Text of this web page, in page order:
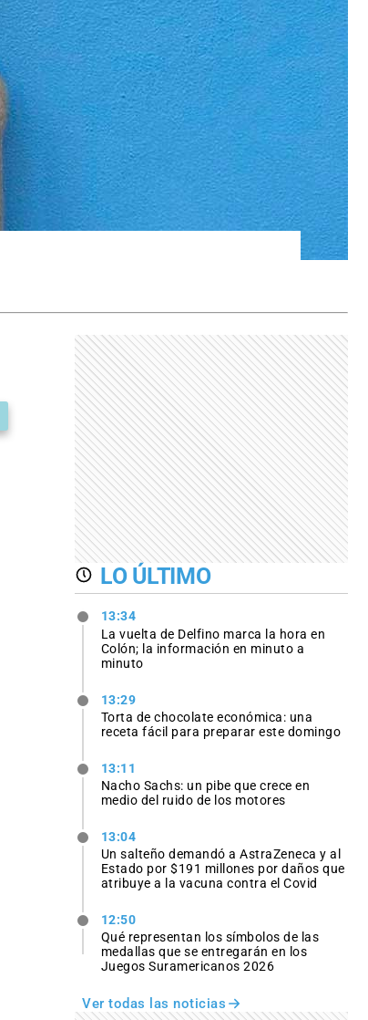
LO ÚLTIMO
13:34
La vuelta de Delfino marca la hora en
Colón; la información en minuto a
minuto
13:29
Torta de chocolate económica: una
receta fácil para preparar este domingo
13:11
Nacho Sachs: un pibe que crece en
medio del ruido de los motores
13:04
Un salteño demandó a AstraZeneca y al
Estado por $191 millones por daños que
atribuye a la vacuna contra el Covid
12:50
Qué representan los símbolos de las
medallas que se entregarán en los
Juegos Suramericanos 2026
Ver todas las noticias